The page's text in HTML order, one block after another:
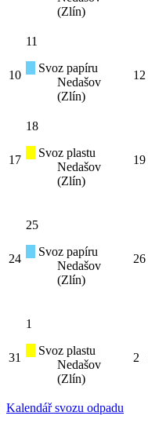
(Zlín)
10
11
Svoz papíru
Nedašov
(Zlín)
12
17
18
Svoz plastu
Nedašov
(Zlín)
19
24
25
Svoz papíru
Nedašov
(Zlín)
26
31
1
Svoz plastu
Nedašov
(Zlín)
2
Kalendář svozu odpadu